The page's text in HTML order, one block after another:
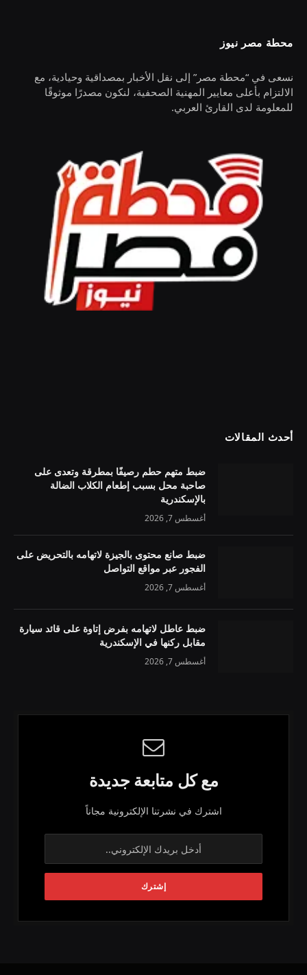
محطة مصر نيوز
نسعى في “محطة مصر” إلى نقل الأخبار بمصداقية وحيادية، مع
الالتزام بأعلى معايير المهنية الصحفية، لنكون مصدرًا موثوقًا
للمعلومة لدى القارئ العربي.
أحدث المقالات
ضبط متهم حطم رصيفًا بمطرقة وتعدى على
صاحبة محل بسبب إطعام الكلاب الضالة
بالإسكندرية
أغسطس 7, 2026
ضبط صانع محتوى بالجيزة لاتهامه بالتحريض على
الفجور عبر مواقع التواصل
أغسطس 7, 2026
ضبط عاطل لاتهامه بفرض إتاوة على قائد سيارة
مقابل ركنها في الإسكندرية
أغسطس 7, 2026
مع كل متابعة جديدة
اشترك في نشرتنا الإلكترونية مجاناً